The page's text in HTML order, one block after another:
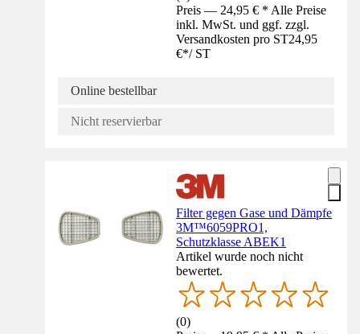
Preis — 24,95 € * Alle Preise
inkl. MwSt. und ggf. zzgl.
Versandkosten pro ST24,95
€*/ ST
Online bestellbar
Nicht reservierbar
Filter gegen Gase und Dämpfe
3M™6059PRO1,
Schutzklasse ABEK1
Artikel wurde noch nicht
bewertet.
(0)